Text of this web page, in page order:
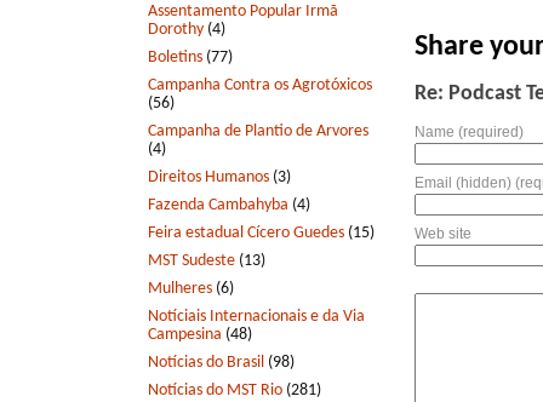
Assentamento Popular Irmã
Dorothy (4)
Boletins (77)
Campanha Contra os Agrotóxicos
(56)
Campanha de Plantio de Arvores
(4)
Direitos Humanos (3)
Fazenda Cambahyba (4)
Feira estadual Cícero Guedes (15)
MST Sudeste (13)
Mulheres (6)
Notíciais Internacionais e da Via
Campesina (48)
Notícias do Brasil (98)
Notícias do MST Rio (281)
Share
Re: Podcast
Name (required)
Email (hidden)
Web site